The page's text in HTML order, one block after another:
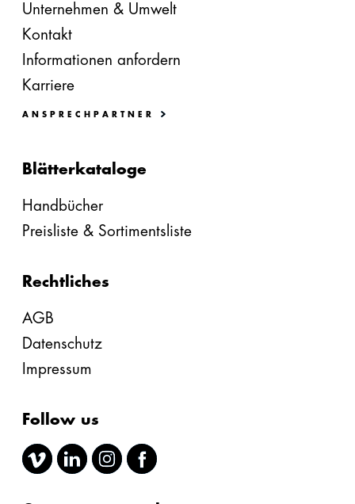
Unternehmen & Umwelt
Kontakt
Informationen anfordern
Karriere
ANSPRECHPARTNER
Blätterkataloge
Handbücher
Preisliste & Sortimentsliste
Rechtliches
AGB
Datenschutz
Impressum
Follow us